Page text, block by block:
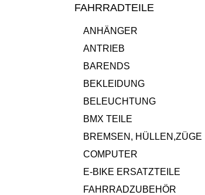
FAHRRADTEILE
ANHÄNGER
ANTRIEB
BARENDS
BEKLEIDUNG
BELEUCHTUNG
BMX TEILE
BREMSEN, HÜLLEN,ZÜGE
COMPUTER
E-BIKE ERSATZTEILE
FAHRRADZUBEHÖR